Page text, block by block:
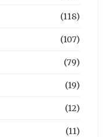
(118)
(107)
(79)
(19)
(12)
(11)